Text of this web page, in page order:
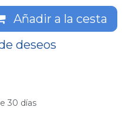
Añadir a la cesta
deseos
30 días